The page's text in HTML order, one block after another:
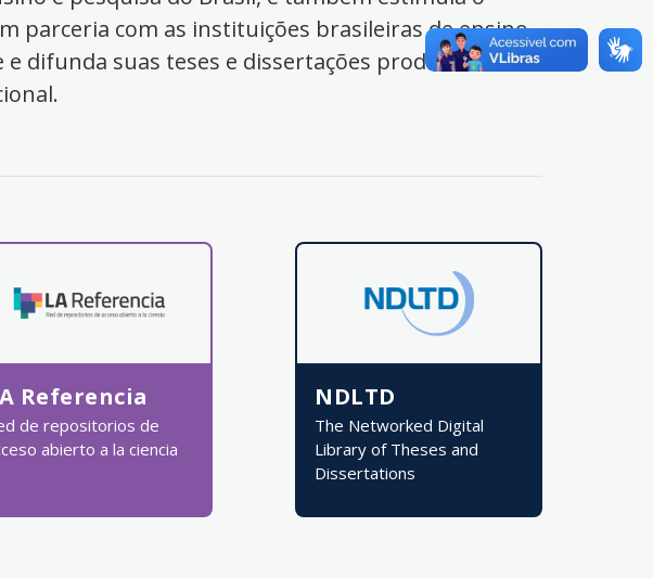
parceria com as instituições brasileiras de ensino
difunda suas teses e dissertações produzidas no
Referencia
de repositorios de
abierto a la ciencia
NDLTD
The Networked Digital
Library of Theses and
Dissertations